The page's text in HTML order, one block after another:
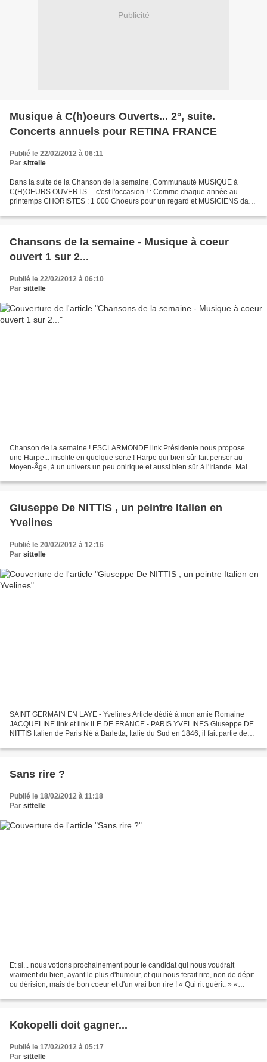
Publicité
Musique à C(h)oeurs Ouverts... 2°, suite.
Concerts annuels pour RETINA FRANCE
Publié le 22/02/2012 à 06:11
Par sittelle
Dans la suite de la Chanson de la semaine, Communauté MUSIQUE à
C(H)OEURS OUVERTS.... c'est l'occasion ! : Comme chaque année au
printemps CHORISTES : 1 000 Choeurs pour un regard et MUSICIENS dans
Chansons de la semaine - Musique à coeur
ouvert 1 sur 2...
Publié le 22/02/2012 à 06:10
Par sittelle
Chanson de la semaine ! ESCLARMONDE link Présidente nous propose
une Harpe... insolite en quelque sorte ! Harpe qui bien sûr fait penser au
Moyen-Âge, à un univers un peu onirique et aussi bien sûr à l'Irlande. Mais
Giuseppe De NITTIS , un peintre Italien en
Yvelines
Publié le 20/02/2012 à 12:16
Par sittelle
SAINT GERMAIN EN LAYE - Yvelines Article dédié à mon amie Romaine
JACQUELINE link et link ILE DE FRANCE - PARIS YVELINES Giuseppe DE
NITTIS Italien de Paris Né à Barletta, Italie du Sud en 1846, il fait partie de
Sans rire ?
Publié le 18/02/2012 à 11:18
Par sittelle
Et si... nous votions prochainement pour le candidat qui nous voudrait
vraiment du bien, ayant le plus d'humour, et qui nous ferait rire, non de dépit
ou dérision, mais de bon coeur et d'un vrai bon rire ! « Qui rit guérit. » «
Kokopelli doit gagner...
Publié le 17/02/2012 à 05:17
Par sittelle